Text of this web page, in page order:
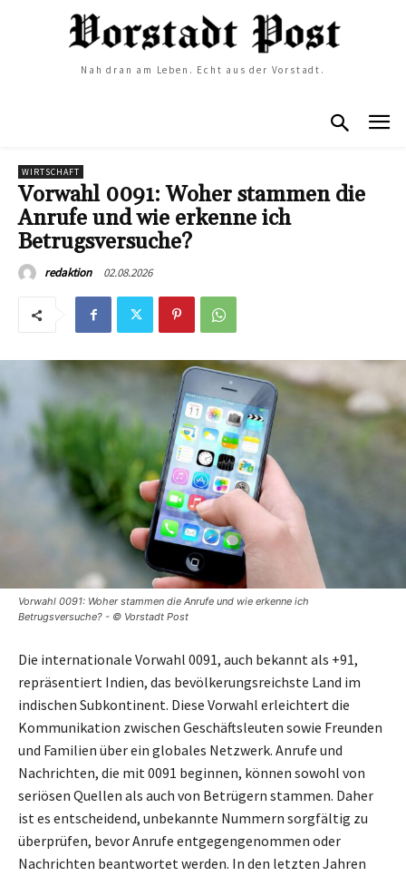
Nah dran am Leben. Echt aus der Vorstadt.
WIRTSCHAFT
Vorwahl 0091: Woher stammen die
Anrufe und wie erkenne ich
Betrugsversuche?
redaktion 02.08.2026
Vorwahl 0091: Woher stammen die Anrufe und wie erkenne ich
Betrugsversuche? - © Vorstadt Post
Die internationale Vorwahl 0091, auch bekannt als +91,
repräsentiert Indien, das bevölkerungsreichste Land im
indischen Subkontinent. Diese Vorwahl erleichtert die
Kommunikation zwischen Geschäftsleuten sowie Freunden
und Familien über ein globales Netzwerk. Anrufe und
Nachrichten, die mit 0091 beginnen, können sowohl von
seriösen Quellen als auch von Betrügern stammen. Daher
ist es entscheidend, unbekannte Nummern sorgfältig zu
überprüfen, bevor Anrufe entgegengenommen oder
Nachrichten beantwortet werden. In den letzten Jahren